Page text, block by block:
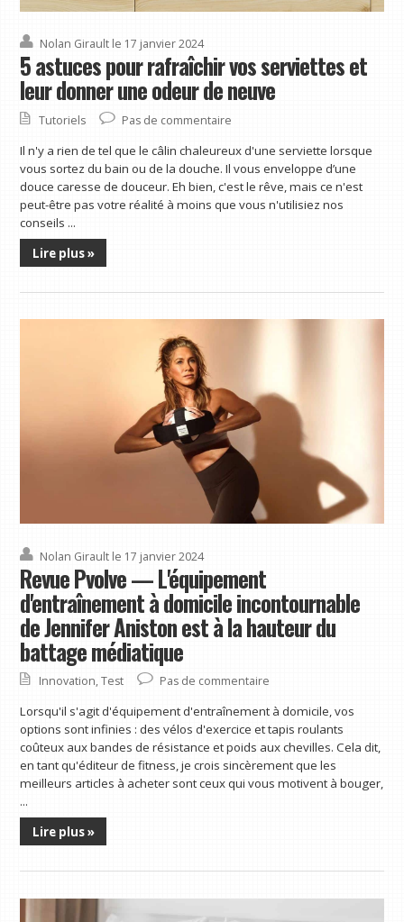
Nolan Girault le 17 janvier 2024
5 astuces pour rafraîchir vos serviettes et
leur donner une odeur de neuve
Tutoriels Pas de commentaire
Il n'y a rien de tel que le câlin chaleureux d'une serviette lorsque
vous sortez du bain ou de la douche. Il vous enveloppe d’une
douce caresse de douceur. Eh bien, c'est le rêve, mais ce n'est
peut-être pas votre réalité à moins que vous n'utilisiez nos
conseils ...
Lire plus »
Nolan Girault le 17 janvier 2024
Revue Pvolve — L'équipement
d'entraînement à domicile incontournable
de Jennifer Aniston est à la hauteur du
battage médiatique
Innovation,Test Pas de commentaire
Lorsqu'il s'agit d'équipement d'entraînement à domicile, vos
options sont infinies : des vélos d'exercice et tapis roulants
coûteux aux bandes de résistance et poids aux chevilles. Cela dit,
en tant qu'éditeur de fitness, je crois sincèrement que les
meilleurs articles à acheter sont ceux qui vous motivent à bouger,
...
Lire plus »